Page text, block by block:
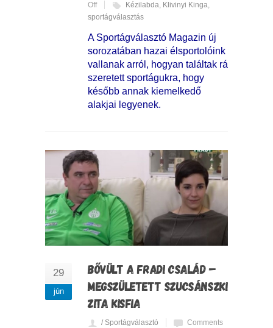
Off Kézilabda, Klivinyi Kinga,
sportágválasztás
A Sportágválasztó Magazin új
sorozatában hazai élsportolóink
vallanak arról, hogyan találtak rá
szeretett sportágukra, hogy
később annak kiemelkedő
alakjai legyenek.
29
jún
BŐVÜLT A FRADI CSALÁD –
MEGSZÜLETETT SZUCSÁNSZKI
ZITA KISFIA
/ Sportágválasztó
Comments